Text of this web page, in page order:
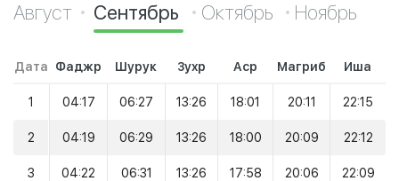
Август Сентябрь Октябрь Ноябрь
Дата Фаджр Шурук Зухр Аср Магриб Иша
1 04:17 06:27 13:26 18:01 20:11 22:15
2 04:19 06:29 13:26 18:00 20:09 22:12
3 04:22 06:31 13:26 17:58 20:06 22:09